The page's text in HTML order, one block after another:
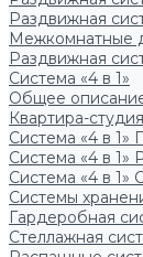
Раздвижная
Межкомнатные
Раздвижная
Система «4 в 1»
Общее
Квартира-студия
Система «4 в 1»
Система «4 в 1»
Система «4 в 1»
Системы
Гардеробная
Стеллажная